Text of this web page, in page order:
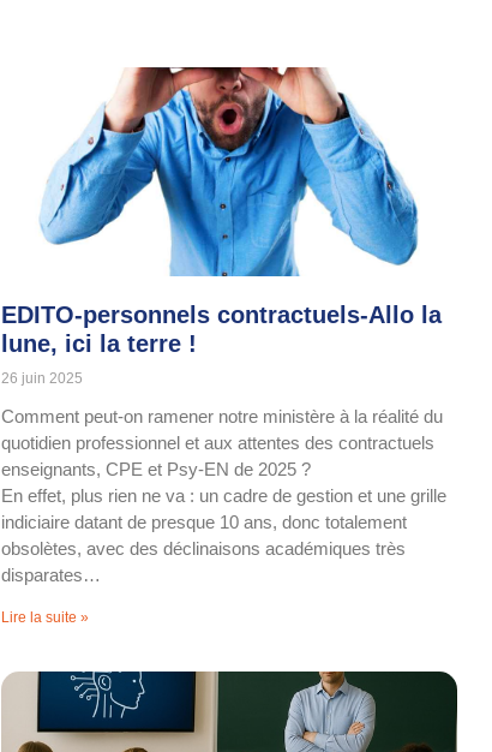
EDITO-personnels contractuels-Allo la
lune, ici la terre !
26 juin 2025
Comment peut-on ramener notre ministère à la réalité du
quotidien professionnel et aux attentes des contractuels
enseignants, CPE et Psy-EN de 2025 ?
En effet, plus rien ne va : un cadre de gestion et une grille
indiciaire datant de presque 10 ans, donc totalement
obsolètes, avec des déclinaisons académiques très
disparates…
Lire la suite »